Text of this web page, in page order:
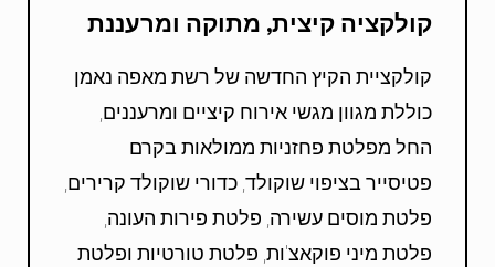
קולקציה קיצית, מתוקה ומרעננת
קולקציית הקיץ החדשה של רשת מאפה נאמן
כוללת מגוון מגשי אירוח קיציים ומרעננים,
החל מפלטת פחזניות ממולאות בקרם
פטיסייר בציפוי שוקולד, כדורי שוקולד קרירים,
פלטת מוסים עשירה, פלטת פירות העונה,
פלטת מיני פוקאצ'ות, פלטת טורטיות ופלטת